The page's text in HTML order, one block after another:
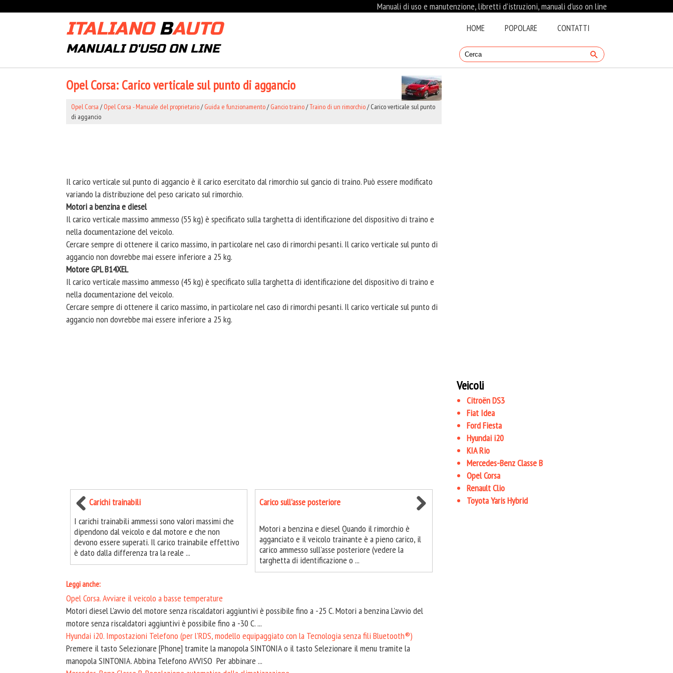
Manuali di uso e manutenzione, libretti d’istruzioni, manuali d'uso on line
ITALIANO BAUTO
MANUALI D'USO ON LINE
HOME POPOLARE CONTATTI
Opel Corsa: Carico verticale sul punto di aggancio
Opel Corsa /Opel Corsa - Manuale del proprietario/Guida e funzionamento/Gancio traino/Traino di un rimorchio/ Carico verticale sul punto
di aggancio
Il carico verticale sul punto di aggancio è il carico esercitato dal rimorchio sul gancio di traino. Può essere modificato
variando la distribuzione del peso caricato sul rimorchio.
Motori a benzina e diesel
Il carico verticale massimo ammesso (55 kg) è specificato sulla targhetta di identificazione del dispositivo di traino e
nella documentazione del veicolo.
Cercare sempre di ottenere il carico massimo, in particolare nel caso di rimorchi pesanti. Il carico verticale sul punto di
aggancio non dovrebbe mai essere inferiore a 25 kg.
Motore GPL B14XEL
Il carico verticale massimo ammesso (45 kg) è specificato sulla targhetta di identificazione del dispositivo di traino e
nella documentazione del veicolo.
Cercare sempre di ottenere il carico massimo, in particolare nel caso di rimorchi pesanti. Il carico verticale sul punto di
aggancio non dovrebbe mai essere inferiore a 25 kg.
Carichi trainabili
I carichi trainabili ammessi sono valori massimi che
dipendono dal veicolo e dal motore e che non
devono essere superati. Il carico trainabile effettivo
è dato dalla differenza tra la reale ...
Carico sull'asse posteriore
Motori a benzina e diesel Quando il rimorchio è
agganciato e il veicolo trainante è a pieno carico, il
carico ammesso sull'asse posteriore (vedere la
targhetta di identificazione o ...
Leggi anche:
Opel Corsa. Avviare il veicolo a basse temperature
Motori diesel L'avvio del motore senza riscaldatori aggiuntivi è possibile fino a -25 C. Motori a benzina L'avvio del
motore senza riscaldatori aggiuntivi è possibile fino a -30 C. ...
Hyundai i20. Impostazioni Telefono (per l'RDS, modello equipaggiato con la Tecnologia senza fili Bluetooth®)
Premere il tasto Selezionare [Phone] tramite la manopola SINTONIA o il tasto Selezionare il menu tramite la
manopola SINTONIA. Abbina Telefono AVVISO Per abbinare ...
Veicoli
Citroën DS3
Fiat Idea
Ford Fiesta
Hyundai i20
KIA Rio
Mercedes-Benz Classe B
Opel Corsa
Renault Clio
Toyota Yaris Hybrid